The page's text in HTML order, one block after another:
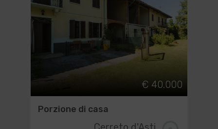
€ 40.000
Porzione di casa